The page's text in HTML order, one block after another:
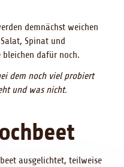
demnächst weichen
Spinat und
dafür noch.
dem noch viel probiert
und was nicht.
ausgelichtet, teilweise